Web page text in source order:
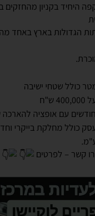
היחיד בקניון מהחזקים
בארץ באחד
כולל מחלקת בייקרי
קשר – לפרטים